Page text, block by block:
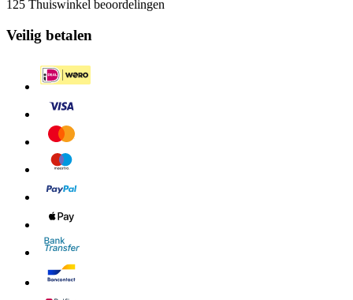
125 Thuiswinkel beoordelingen
Veilig betalen